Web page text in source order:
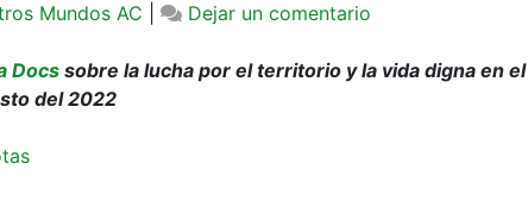
Mundos AC Dejar un comentario
se
Docssobre la lucha por el territorio y la vida digna en el
del 2022